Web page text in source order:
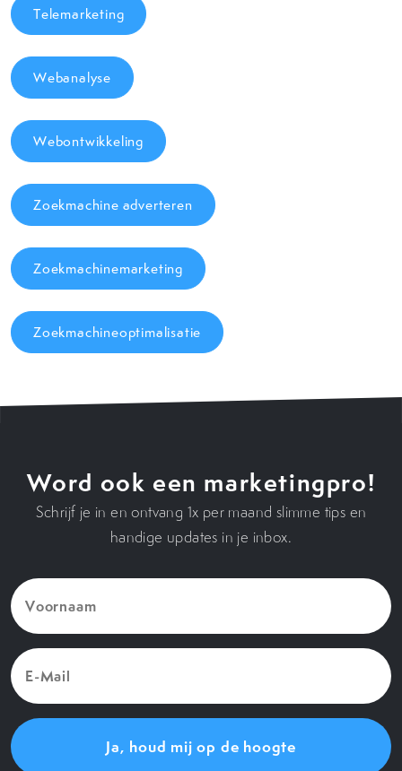
Telemarketing
Webanalyse
Webontwikkeling
Zoekmachine adverteren
Zoekmachinemarketing
Zoekmachineoptimalisatie
Word ook een marketingpro!
Schrijf je in en ontvang 1x per maand slimme tips en
handige updates in je inbox.
Voornaam
(Vereist)
E-
Mail
(Vereist)